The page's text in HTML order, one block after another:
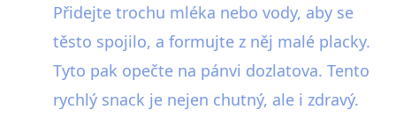
Přidejte trochu mléka nebo vody, aby se
těsto spojilo, a formujte z něj malé placky.
Tyto pak opečte na pánvi dozlatova. Tento
rychlý snack je nejen chutný, ale i zdravý.